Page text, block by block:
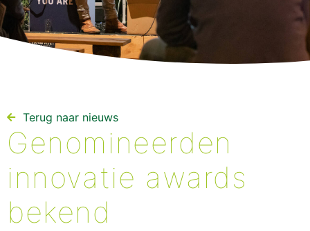
Terug naar nieuws​
Genomineerden
innovatie awards
bekend